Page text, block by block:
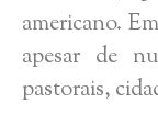
americano.
apesar de
pastorais,